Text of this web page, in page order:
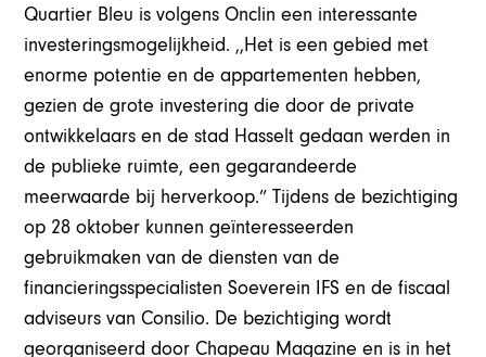
Quartier Bleu is volgens Onclin een interessante
investeringsmogelijkheid. ,,Het is een gebied met
enorme potentie en de appartementen hebben,
gezien de grote investering die door de private
ontwikkelaars en de stad Hasselt gedaan werden in
de publieke ruimte, een gegarandeerde
meerwaarde bij herverkoop.” Tijdens de bezichtiging
op 28 oktober kunnen geïnteresseerden
gebruikmaken van de diensten van de
financieringsspecialisten Soeverein IFS en de fiscaal
adviseurs van Consilio. De bezichtiging wordt
georganiseerd door Chapeau Magazine en is in het